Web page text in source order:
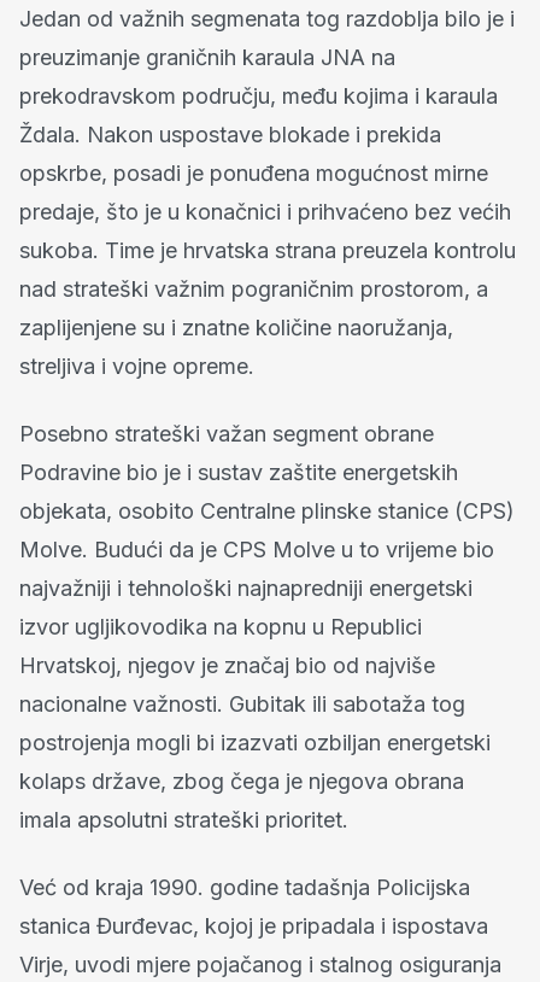
Jedan od važnih segmenata tog razdoblja bilo je i
preuzimanje graničnih karaula JNA na
prekodravskom području, među kojima i karaula
Ždala. Nakon uspostave blokade i prekida
opskrbe, posadi je ponuđena mogućnost mirne
predaje, što je u konačnici i prihvaćeno bez većih
sukoba. Time je hrvatska strana preuzela kontrolu
nad strateški važnim pograničnim prostorom, a
zaplijenjene su i znatne količine naoružanja,
streljiva i vojne opreme.
Posebno strateški važan segment obrane
Podravine bio je i sustav zaštite energetskih
objekata, osobito Centralne plinske stanice (CPS)
Molve. Budući da je CPS Molve u to vrijeme bio
najvažniji i tehnološki najnapredniji energetski
izvor ugljikovodika na kopnu u Republici
Hrvatskoj, njegov je značaj bio od najviše
nacionalne važnosti. Gubitak ili sabotaža tog
postrojenja mogli bi izazvati ozbiljan energetski
kolaps države, zbog čega je njegova obrana
imala apsolutni strateški prioritet.
Već od kraja 1990. godine tadašnja Policijska
stanica Đurđevac, kojoj je pripadala i ispostava
Virje, uvodi mjere pojačanog i stalnog osiguranja